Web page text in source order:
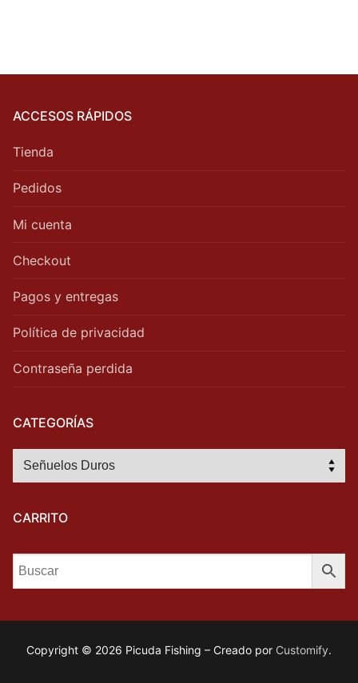
ACCESOS RÁPIDOS
Tienda
Pedidos
Mi cuenta
Checkout
Pagos y entregas
Política de privacidad
Contraseña perdida
CATEGORÍAS
CARRITO
Copyright © 2026 Picuda Fishing – Creado por Customify.